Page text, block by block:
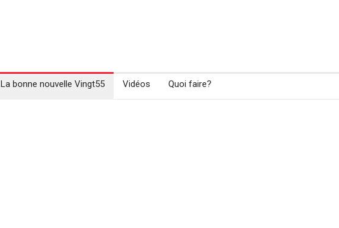
La bonne nouvelle Vingt55 Vidéos Quoi faire?